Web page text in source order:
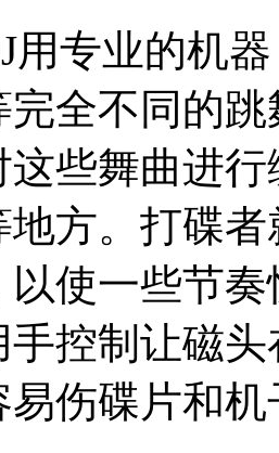
用专业的机
全不同的
些舞曲进
地方。打碟
使一些节
手控制让磁
伤碟片和